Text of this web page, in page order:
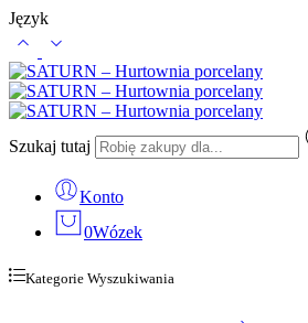
Język
Szukaj tutaj
Konto
0Wózek
Kategorie Wyszukiwania